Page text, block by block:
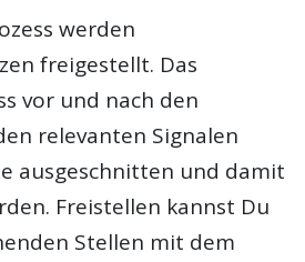
werden
freigestellt. Das
vor und nach den
relevanten Signalen
ausgeschnitten und damit
Freistellen kannst Du
Stellen mit dem